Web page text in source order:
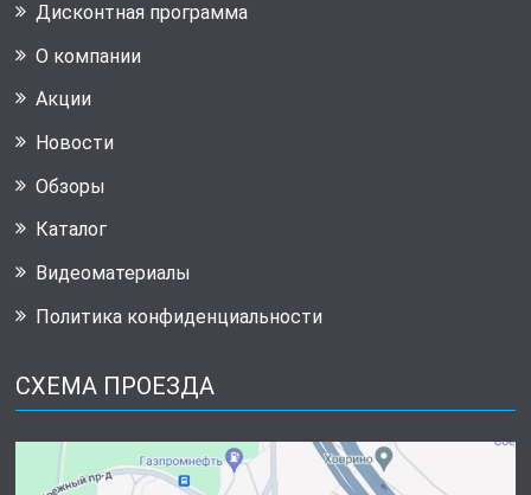
Дисконтная программа
О компании
Акции
Новости
Обзоры
Каталог
Видеоматериалы
Политика конфиденциальности
СХЕМА ПРОЕЗДА